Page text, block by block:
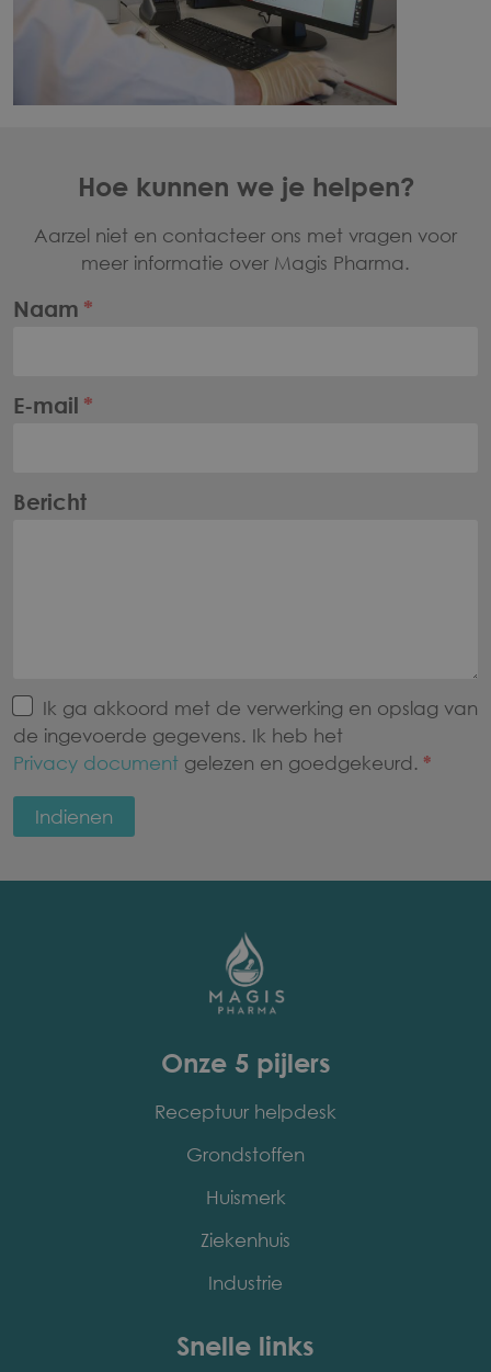
Hoe kunnen we je helpen?
Aarzel niet en contacteer ons met vragen voor
meer informatie over Magis Pharma.
Naam
E-mail
Bericht
Ik ga akkoord met de verwerking en opslag van
de ingevoerde gegevens. Ik heb het
Privacy document gelezen en goedgekeurd.
Onze 5 pijlers
Receptuur helpdesk
Grondstoffen
Huismerk
Ziekenhuis
Industrie
Snelle links